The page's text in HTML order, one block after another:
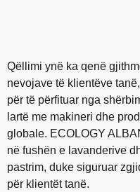
Qëllimi ynë ka qenë
nevojave të klientëve
për të përfituar nga
lartë me makineri dhe
globale. ECOLOGY
në fushën e lavanderive
pastrim, duke siguruar
për klientët tanë.